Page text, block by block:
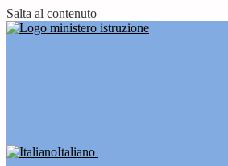
Salta al contenuto
Italiano